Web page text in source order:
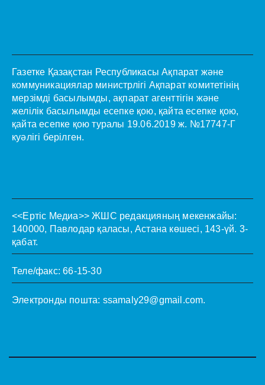
Газетке Қазақстан Республикасы Ақпарат және
коммуникациялар министрлігі Ақпарат комитетінің
мерзімді басылымды, ақпарат агенттігін және
желілік басылымды есепке қою, қайта есепке қою,
қайта есепке қою туралы 19.06.2019 ж. №17747-Г
куәлігі берілген.
<<Ертіс Медиа>> ЖШС редакцияның мекенжайы:
140000, Павлодар қаласы, Астана көшесі, 143-үй. 3-
қабат.
Теле/факс: 66-15-30
Электронды пошта: ssamaly29@gmail.com.